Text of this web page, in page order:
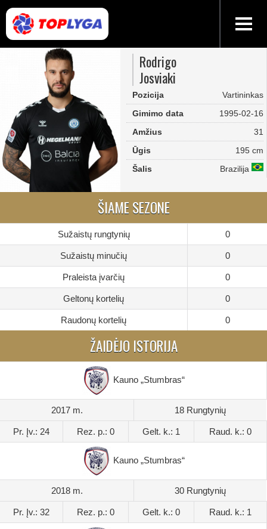
Rodrigo
Josviaki
Pozicija
Vartininkas
Gimimo data
1995-02-16
Amžius
31
Ūgis
195 cm
Šalis
Brazilija
ŠIAME SEZONE
Sužaistų rungtynių 0
Sužaistų minučių 0
Praleista įvarčių 0
Geltonų kortelių 0
Raudonų kortelių 0
ŽAIDĖJO ISTORIJA
Kauno „Stumbras“
2017 m. 18 Rungtynių
Pr. Įv.: 24 Rez. p.: 0 Gelt. k.: 1 Raud. k.: 0
Kauno „Stumbras“
2018 m. 30 Rungtynių
Pr. Įv.: 32 Rez. p.: 0 Gelt. k.: 0 Raud. k.: 1